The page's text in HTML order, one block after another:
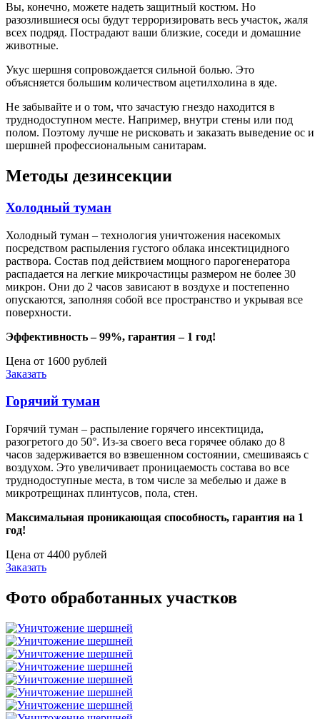
Вы, конечно, можете надеть защитный костюм. Но
разозлившиеся осы будут терроризировать весь участок, жаля
всех подряд. Пострадают ваши близкие, соседи и домашние
животные.
Укус шершня сопровождается сильной болью. Это
объясняется большим количеством ацетилхолина в яде.
Не забывайте и о том, что зачастую гнездо находится в
труднодоступном месте. Например, внутри стены или под
полом. Поэтому лучше не рисковать и заказать выведение ос и
шершней профессиональным санитарам.
Методы дезинсекции
Холодный туман
Холодный туман – технология уничтожения насекомых
посредством распыления густого облака инсектицидного
раствора. Состав под действием мощного парогенератора
распадается на легкие микрочастицы размером не более 30
микрон. Они до 2 часов зависают в воздухе и постепенно
опускаются, заполняя собой все пространство и укрывая все
поверхности.
Эффективность – 99%, гарантия – 1 год!
Цена от 1600 рублей
Заказать
Горячий туман
Горячий туман – распыление горячего инсектицида,
разогретого до 50°. Из-за своего веса горячее облако до 8
часов задерживается во взвешенном состоянии, смешиваясь с
воздухом. Это увеличивает проницаемость состава во все
труднодоступные места, в том числе за мебелью и даже в
микротрещинах плинтусов, пола, стен.
Максимальная проникающая способность, гарантия на 1
год!
Цена от 4400 рублей
Заказать
Фото обработанных участков